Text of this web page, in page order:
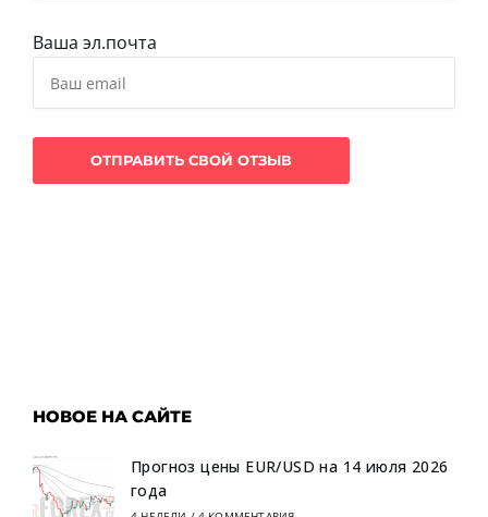
Ваша эл.почта
НОВОЕ НА САЙТЕ
Прогноз цены EUR/USD на 14 июля 2026
года